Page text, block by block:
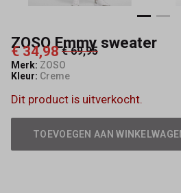
ZOSO Emmy sweater
€ 34,98 € 69,95
Merk: ZOSO
Kleur: Creme
Dit product is uitverkocht.
TOEVOEGEN AAN